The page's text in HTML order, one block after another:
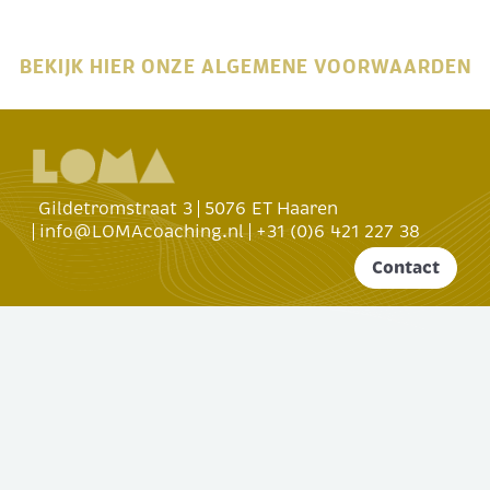
BEKIJK HIER ONZE ALGEMENE VOORWAARDEN
Contact
Gildetromstraat 3 5076 ET Haaren
info@LOMAcoaching.nl +31 (0)6 421 227 38